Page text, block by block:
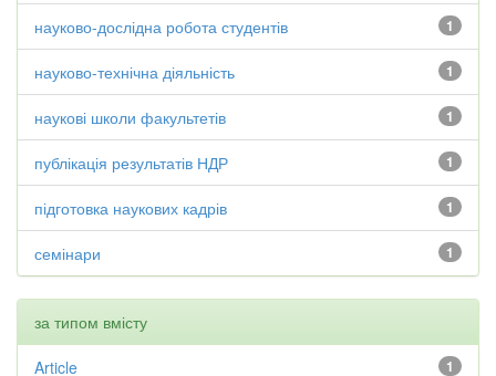
1
науково-дослідна робота студентів
1
науково-технічна діяльність
1
наукові школи факультетів
1
публікація результатів НДР
1
підготовка наукових кадрів
1
семінари
за типом вмісту
1
Article